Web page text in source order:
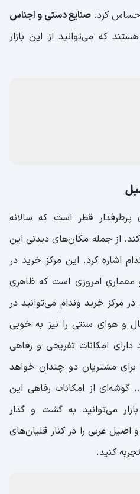
کرد.صنایع دستی و اجناس
که می‌توانید از این بازار
قطر است که سالانه
از جمله مکان‌های دیدنی این
اشاره کرد. این مرکز خرید در
معماری امروزی است که ظاهری
مرکز خرید وندام می‌توانید در
و هوای سنتی را نیز به خوبی
امکانات تفریحی و رفاهی
مشتریان دو چندان خواهد
گوشه‌ای از امکانات رفاهی این
می‌توانید به گشت و گذار
عربی را در کنار قلیان‌های
کنید.